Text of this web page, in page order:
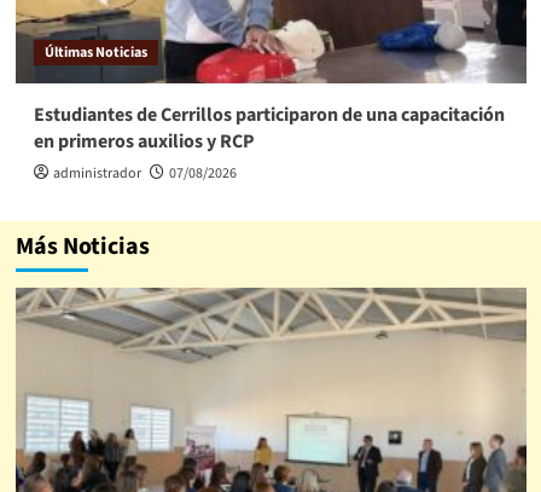
Últimas Noticias
Estudiantes de Cerrillos participaron de una capacitación
en primeros auxilios y RCP
administrador 07/08/2026
Más Noticias